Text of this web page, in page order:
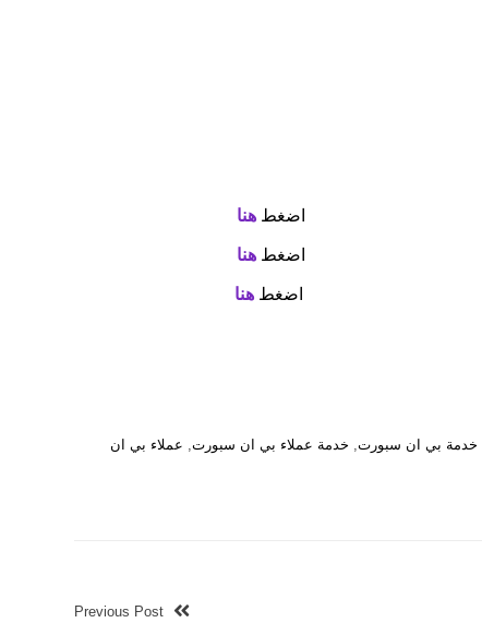
اضغط هنا
اضغط هنا
اضغط هنا
خدمة بي ان سبورت, خدمة عملاء بي ان سبورت, عملاء بي ان
Previous Post